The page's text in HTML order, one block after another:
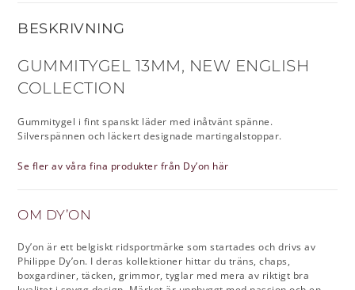
BESKRIVNING
GUMMITYGEL 13MM, NEW ENGLISH
COLLECTION
Gummitygel i fint spanskt läder med inåtvänt spänne.
Silverspännen och läckert designade martingalstoppar.
Se fler av våra fina produkter från Dy’on här
OM DY’ON
Dy’on är ett belgiskt ridsportmärke som startades och drivs av
Philippe Dy’on. I deras kollektioner hittar du träns, chaps,
boxgardiner, täcken, grimmor, tyglar med mera av riktigt bra